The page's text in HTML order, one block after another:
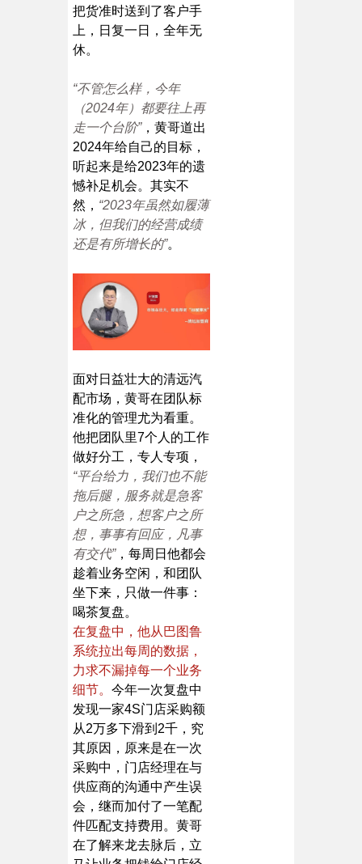
把货准时送到了客户手
上，日复一日，全年无
休。
“不管怎么样，今年
（2024年）都要往上再
走一个台阶”，黄哥道出
2024年给自己的目标，
听起来是给2023年的遗
憾补足机会。其实不
然， “2023年虽然如履薄
冰，但我们的经营成绩
还是有所增长的”。
面对日益壮大的清远汽
配市场，黄哥在团队标
准化的管理尤为看重。
他把团队里7个人的工作
做好分工，专人专项，
“平台给力，我们也不能
拖后腿，服务就是急客
户之所急，想客户之所
想，事事有回应，凡事
有交代”，每周日他都会
趁着业务空闲，和团队
坐下来，只做一件事：
喝茶复盘。
在复盘中，他从巴图鲁
系统拉出每周的数据，
力求不漏掉每一个业务
细节。今年一次复盘中
发现一家4S门店采购额
从2万多下滑到2千，究
其原因，原来是在一次
采购中，门店经理在与
供应商的沟通中产生误
会，继而加付了一笔配
件匹配支持费用。黄哥
在了解来龙去脉后，立